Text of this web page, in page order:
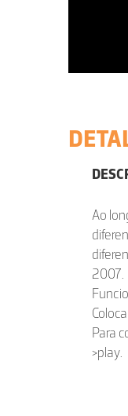
Ao
2007.
Para
>play.